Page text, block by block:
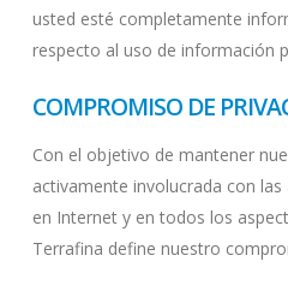
usted esté completamente
respecto al uso de información
COMPROMISO DE
Con el objetivo de mantener
activamente involucrada con
en Internet y en todos los
Terrafina define nuestro